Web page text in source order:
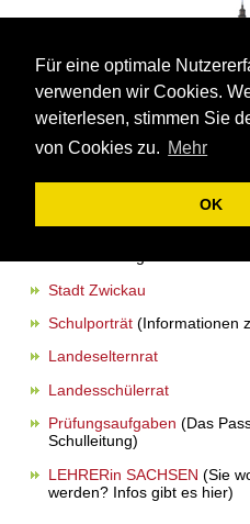
Für eine optimale
verwenden wir Cookies.
weiterlesen, stimmen Sie
von Cookies zu. Mehr
OK
Schulleben |Förderung |
Landesamt für Schule und
Stadt Zwickau
Schulporträt (Informationen
Landeselternrat
Landesschülerrat
Prüfungsaufgaben (Das
Schulleitung)
LEHRERin SACHSEN (Sie
werden? Infos gibt es hier)